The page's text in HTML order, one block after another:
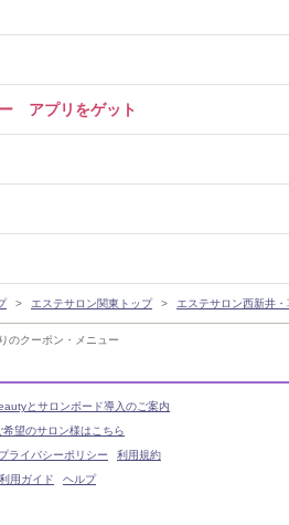
のクーポン・メニュー
アプリをゲット
エステサロン関東トップ エステサロン西新井
とサロンボード導入のご案内
希望のサロン様はこちら
プライバシーポリシー
利用規約
用ガイド
ヘルプ